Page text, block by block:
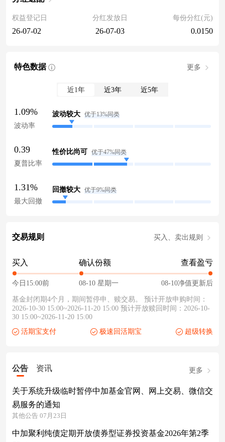
权益登记日
26-07-02
分红发放日
26-07-03
每份分红(元)
0.0150
特色数据 更多
近1年 近3年 近5年
1.09%
波动率
波动较大 优于13%同类
0.39
夏普比率
性价比尚可 优于47%同类
1.31%
最大回撤
回撤较大 优于9%同类
交易规则 买入、卖出规则
买入
今日15:00前
确认份额
08-10 星期一
查看盈亏
08-10净值更新后
基金封闭期4个月，期间暂停申、赎交易。 预计开放申购时间：
2026-10-30 15:00~2026-11-20 15:00 预计开放赎回时间：2026-10-
30 15:00~2026-11-20 15:00
活期宝支付
极速回活期宝 超级转换
公告 资讯 更多
关于系统升级临时暂停中加基金官网、网上交易、微信交
易服务的通知
其他公告 07月23日
中加聚利纯债定期开放债券型证券投资基金2026年第2季